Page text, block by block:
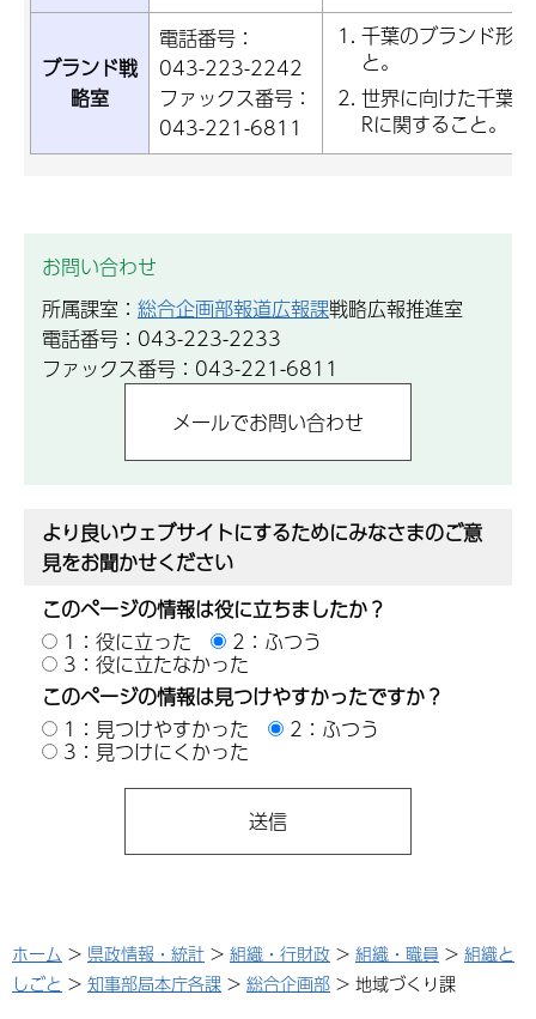
ブランド戦
略室
電話番号：
043-223-2242
ファックス番号：
043-221-6811
千葉のブランド形
と。
世界に向けた千葉
Rに関すること。
お問い合わせ
所属課室： 総合企画部報道広報課戦略広報推進室
電話番号：043-223-2233
ファックス番号：043-221-6811
より良いウェブサイトにするためにみなさまのご意
見をお聞かせください
このページの情報は役に立ちましたか？
1：役に立った
2：ふつう
3：役に立たなかった
このページの情報は見つけやすかったですか？
1：見つけやすかった
2：ふつう
3：見つけにくかった
ホーム > 県政情報・統計 > 組織・行財政 > 組織・職員 > 組織と
しごと > 知事部局本庁各課 > 総合企画部 > 地域づくり課